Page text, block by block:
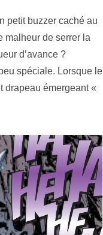
petit buzzer caché au
malheur de serrer la
d’avance ?
spéciale. Lorsque le
drapeau émergeant «